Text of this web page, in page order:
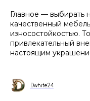
Главное — выбирать
качественный
износостойкостью.
привлекательный
настоящим
Dwhite24